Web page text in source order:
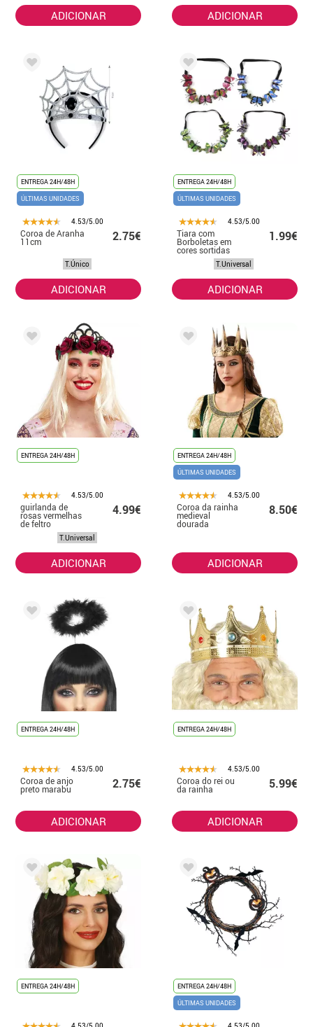
ADICIONAR ADICIONAR
ENTREGA 24H/48H
ÚLTIMAS UNIDADES
4.53/5.00
Coroa de Aranha
11cm 2.75€
T.Único
ADICIONAR
ENTREGA 24H/48H
ÚLTIMAS UNIDADES
4.53/5.00
Tiara com
Borboletas em
cores sortidas
1.99€
T.Universal
ADICIONAR
ENTREGA 24H/48H
4.53/5.00
guirlanda de
rosas vermelhas
de feltro
4.99€
T.Universal
ADICIONAR
ENTREGA 24H/48H
ÚLTIMAS UNIDADES
4.53/5.00
Coroa da rainha
medieval
dourada
8.50€
ADICIONAR
ENTREGA 24H/48H
4.53/5.00
Coroa de anjo
preto marabu 2.75€
ADICIONAR
ENTREGA 24H/48H
4.53/5.00
Coroa do rei ou
da rainha 5.99€
ADICIONAR
ENTREGA 24H/48H
ENTREGA 24H/48H
ÚLTIMAS UNIDADES